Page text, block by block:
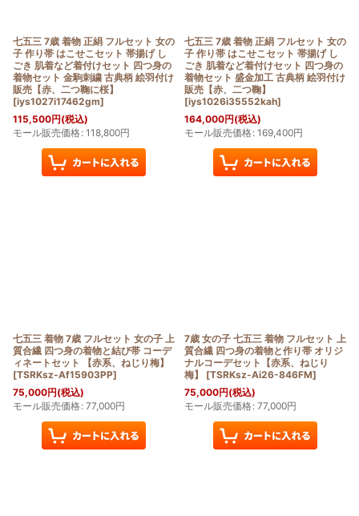
七五三 7歳 着物 正絹 フルセット 女の
子 作り帯 はこせこセット 帯揚げ し
ごき 肌着など着付けセット 四つ身の
着物セット 金駒刺繍 古典柄 絵羽付け
販売【赤、二つ鞠に桜】
[iys1027i17462gm]
115,500円(税込)
モール販売価格: 118,800円
七五三 7歳 着物 正絹 フルセット 女の
子 作り帯 はこせこセット 帯揚げ し
ごき 肌着など着付けセット 四つ身の
着物セット 盛金加工 古典柄 絵羽付け
販売【赤、二つ鞠】
[iys1026i35552kah]
164,000円(税込)
モール販売価格: 169,400円
七五三 着物 7歳 フルセット 女の子 上
質合繊 四つ身の着物と結び帯 コーデ
ィネートセット 【赤系、ねじり梅】
[TSRKsz-Af15903PP]
75,000円(税込)
モール販売価格: 77,000円
7歳 女の子 七五三 着物 フルセット 上
質合繊 四つ身の着物と作り帯 オリジ
ナルコーデセット【赤系、ねじり
梅】
[TSRKsz-Ai26-846FM]
75,000円(税込)
モール販売価格: 77,000円